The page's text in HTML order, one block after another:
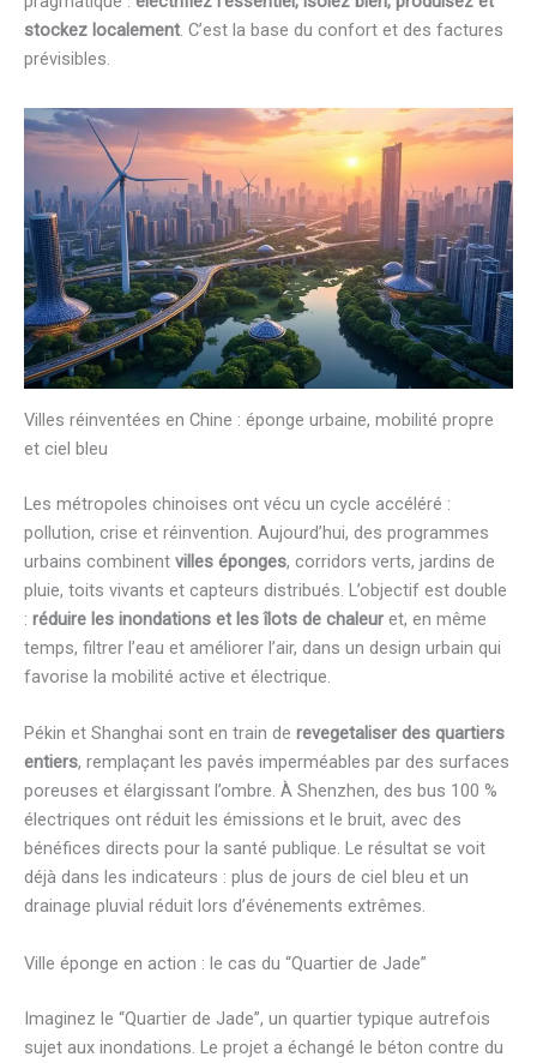
stockez localement. C’est la base du confort et des factures
prévisibles.
Villes réinventées en Chine : éponge urbaine, mobilité propre
et ciel bleu
Les métropoles chinoises ont vécu un cycle accéléré :
pollution, crise et réinvention. Aujourd’hui, des programmes
urbains combinent villes éponges, corridors verts, jardins de
pluie, toits vivants et capteurs distribués. L’objectif est double
: réduire les inondations et les îlots de chaleur et, en même
temps, filtrer l’eau et améliorer l’air, dans un design urbain qui
favorise la mobilité active et électrique.
Pékin et Shanghai sont en train de revegetaliser des quartiers
entiers, remplaçant les pavés imperméables par des surfaces
poreuses et élargissant l’ombre. À Shenzhen, des bus 100 %
électriques ont réduit les émissions et le bruit, avec des
bénéfices directs pour la santé publique. Le résultat se voit
déjà dans les indicateurs : plus de jours de ciel bleu et un
drainage pluvial réduit lors d’événements extrêmes.
Ville éponge en action : le cas du “Quartier de Jade”
Imaginez le “Quartier de Jade”, un quartier typique autrefois
sujet aux inondations. Le projet a échangé le béton contre du